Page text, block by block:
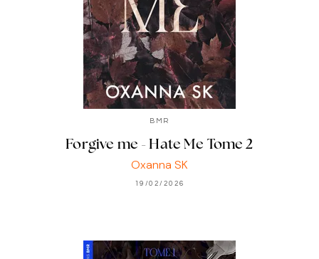
BMR
Forgive me - Hate Me Tome 2
Oxanna SK
19/02/2026